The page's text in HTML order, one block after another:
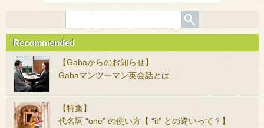
Recommended
【Gabaからのお知らせ】
Gabaマンツーマン英会話とは
【特集】
代名詞 “one” の使い方【 “it” との違いって？】